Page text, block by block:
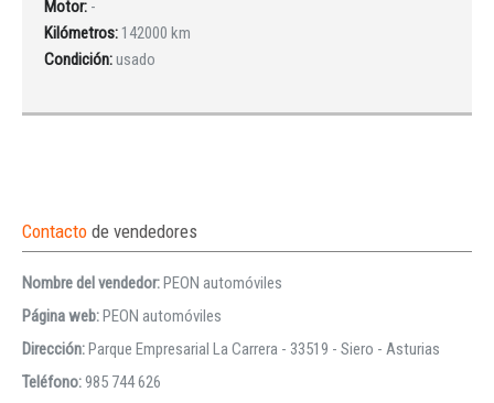
Motor: -
Kilómetros: 142000 km
Condición:usado
Contacto de vendedores
Nombre del vendedor:PEON automóviles
Página web:PEON automóviles
Dirección:Parque Empresarial La Carrera - 33519 - Siero - Asturias
Teléfono:985 744 626